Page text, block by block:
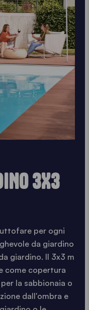
3X3
per ogni
da giardino
giardino. Il 3x3 m
come copertura
la sabbionaia o
dall'ombra e